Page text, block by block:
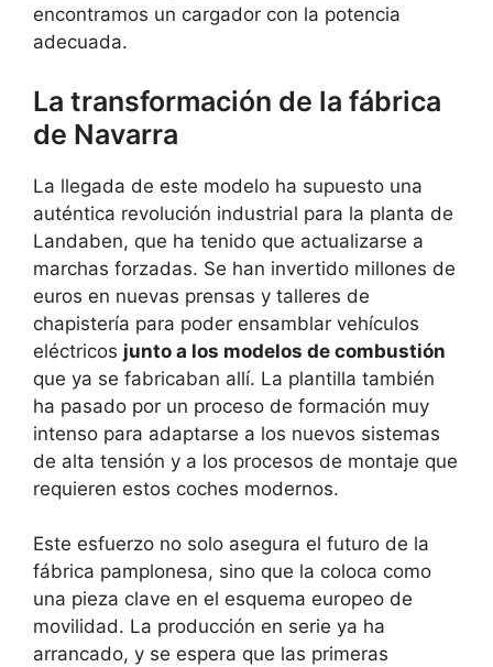
encontramos un cargador con la potencia
adecuada.
La transformación de la fábrica
de Navarra
La llegada de este modelo ha supuesto una
auténtica revolución industrial para la planta de
Landaben, que ha tenido que actualizarse a
marchas forzadas. Se han invertido millones de
euros en nuevas prensas y talleres de
chapistería para poder ensamblar vehículos
eléctricos junto a los modelos de combustión
que ya se fabricaban allí. La plantilla también
ha pasado por un proceso de formación muy
intenso para adaptarse a los nuevos sistemas
de alta tensión y a los procesos de montaje que
requieren estos coches modernos.
Este esfuerzo no solo asegura el futuro de la
fábrica pamplonesa, sino que la coloca como
una pieza clave en el esquema europeo de
movilidad. La producción en serie ya ha
arrancado, y se espera que las primeras